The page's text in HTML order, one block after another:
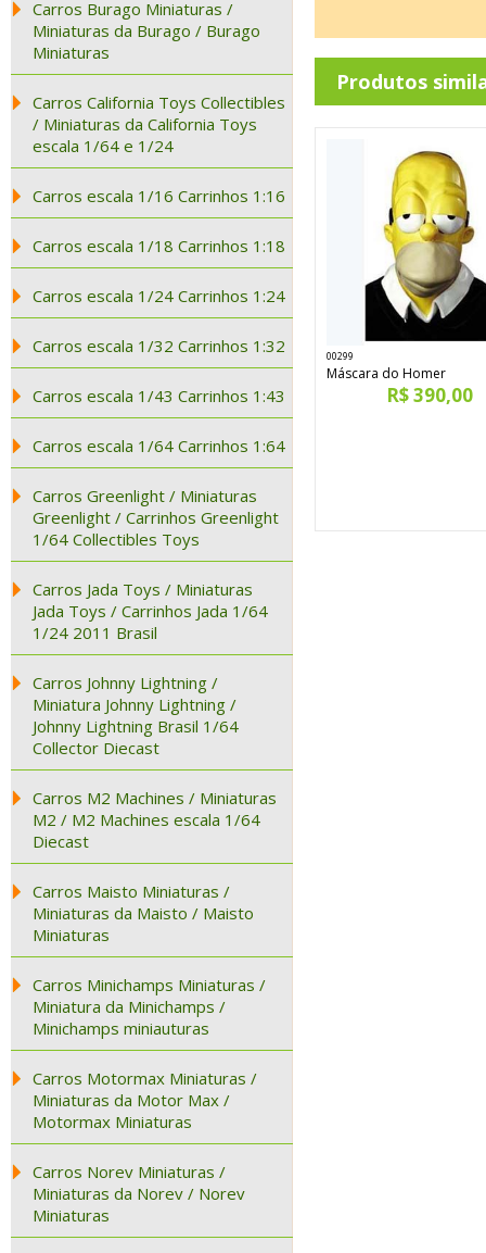
Carros Burago Miniaturas /
Miniaturas da Burago / Burago
Miniaturas
Carros California Toys Collectibles
/ Miniaturas da California Toys
escala 1/64 e 1/24
Carros escala 1/16 Carrinhos 1:16
Carros escala 1/18 Carrinhos 1:18
Carros escala 1/24 Carrinhos 1:24
Carros escala 1/32 Carrinhos 1:32
Carros escala 1/43 Carrinhos 1:43
Carros escala 1/64 Carrinhos 1:64
Carros Greenlight / Miniaturas
Greenlight / Carrinhos Greenlight
1/64 Collectibles Toys
Carros Jada Toys / Miniaturas
Jada Toys / Carrinhos Jada 1/64
1/24 2011 Brasil
Carros Johnny Lightning /
Miniatura Johnny Lightning /
Johnny Lightning Brasil 1/64
Collector Diecast
Carros M2 Machines / Miniaturas
M2 / M2 Machines escala 1/64
Diecast
Carros Maisto Miniaturas /
Miniaturas da Maisto / Maisto
Miniaturas
Carros Minichamps Miniaturas /
Miniatura da Minichamps /
Minichamps miniauturas
Carros Motormax Miniaturas /
Miniaturas da Motor Max /
Motormax Miniaturas
Carros Norev Miniaturas /
Miniaturas da Norev / Norev
Miniaturas
Produtos
00299
Máscara do Homer
R$ 390,00